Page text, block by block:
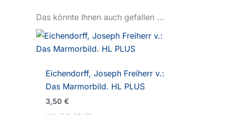
Das könnte Ihnen auch gefallen …
Eichendorff, Joseph Freiherr v.:
Das Marmorbild. HL PLUS
3,50€